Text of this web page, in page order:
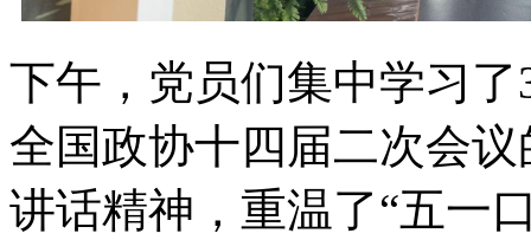
下午，党员们集中学习
全国政协十四届二次会
讲话精神，重温了“五一